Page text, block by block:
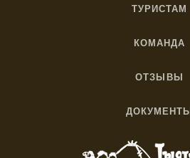
ТУРИСТАМ
С питомцами
КОМАНДА
Партнёрам
ОТЗЫВЫ
Tripadvisor
ДОКУМЕНТЫ